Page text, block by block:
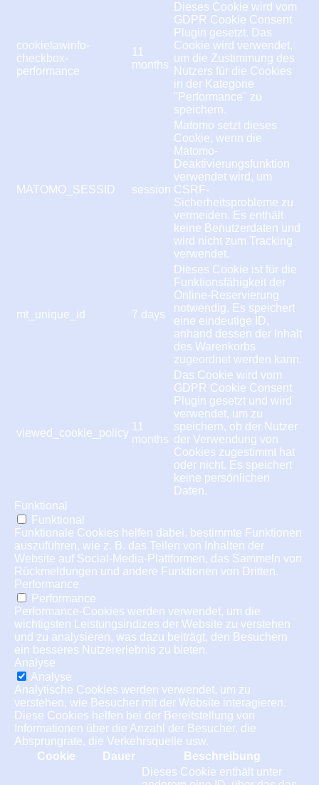
cookielawinfo-
checkbox-
performance
11
months
Dieses Cookie wird vom
GDPR Cookie Consent
Plugin gesetzt. Das
Cookie wird verwendet,
um die Zustimmung des
Nutzers für die Cookies
in der Kategorie
"Performance" zu
speichern.
MATOMO_SESSID session
Matomo setzt dieses
Cookie, wenn die
Matomo-
Deaktivierungsfunktion
verwendet wird, um
CSRF-
Sicherheitsprobleme zu
vermeiden. Es enthält
keine Benutzerdaten und
wird nicht zum Tracking
verwendet.
mt_unique_id 7 days
Dieses Cookie ist für die
Funktionsfähigkeit der
Online-Reservierung
notwendig. Es speichert
eine eindeutige ID,
anhand dessen der Inhalt
des Warenkorbs
zugeordnet werden kann.
viewed_cookie_policy
11
months
Das Cookie wird vom
GDPR Cookie Consent
Plugin gesetzt und wird
verwendet, um zu
speichern, ob der Nutzer
der Verwendung von
Cookies zugestimmt hat
oder nicht. Es speichert
keine persönlichen
Daten.
Funktional
Funktional
Funktionale Cookies helfen dabei, bestimmte Funktionen
auszuführen, wie z. B. das Teilen von Inhalten der
Website auf Social-Media-Plattformen, das Sammeln von
Rückmeldungen und andere Funktionen von Dritten.
Performance
Performance
Performance-Cookies werden verwendet, um die
wichtigsten Leistungsindizes der Website zu verstehen
und zu analysieren, was dazu beiträgt, den Besuchern
ein besseres Nutzererlebnis zu bieten.
Analyse
Analyse
Analytische Cookies werden verwendet, um zu
verstehen, wie Besucher mit der Website interagieren.
Diese Cookies helfen bei der Bereitstellung von
Informationen über die Anzahl der Besucher, die
Absprungrate, die Verkehrsquelle usw.
Cookie
Dauer
Beschreibung
Dieses Cookie enthält unter